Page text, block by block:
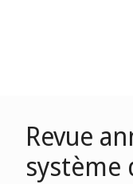
Revue
système